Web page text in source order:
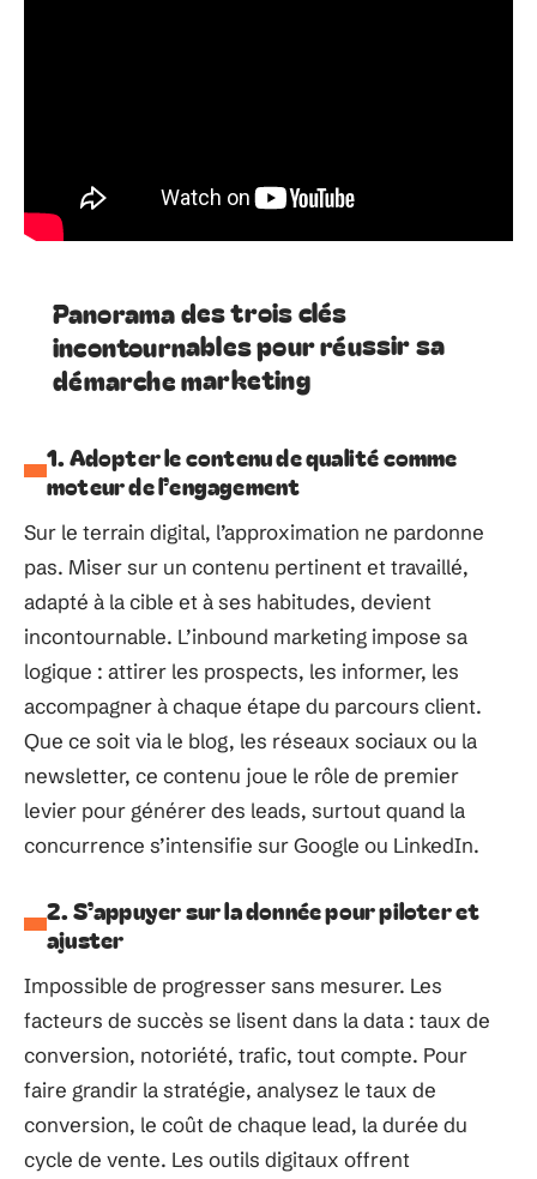
Panorama des trois clés
incontournables pour réussir sa
démarche marketing
1. Adopter le contenu de qualité comme
moteur de l’engagement
Sur le terrain digital, l’approximation ne pardonne
pas. Miser sur un contenu pertinent et travaillé,
adapté à la cible et à ses habitudes, devient
incontournable. L’inbound marketing impose sa
logique : attirer les prospects, les informer, les
accompagner à chaque étape du parcours client.
Que ce soit via le blog, les réseaux sociaux ou la
newsletter, ce contenu joue le rôle de premier
levier pour générer des leads, surtout quand la
concurrence s’intensifie sur Google ou LinkedIn.
2. S’appuyer sur la donnée pour piloter et
ajuster
Impossible de progresser sans mesurer. Les
facteurs de succès se lisent dans la data : taux de
conversion, notoriété, trafic, tout compte. Pour
faire grandir la stratégie, analysez le taux de
conversion, le coût de chaque lead, la durée du
cycle de vente. Les outils digitaux offrent